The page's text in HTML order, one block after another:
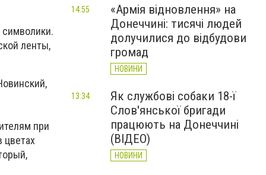
ленты,
при
«Армія відновлення» на
Донеччині: тисячі людей
долучилися до відбудови
громад
НОВИНИ
14:55
Як службові собаки 18-ї
Слов'янської бригади
працюють на Донеччині
(ВІДЕО)
НОВИНИ
13:34